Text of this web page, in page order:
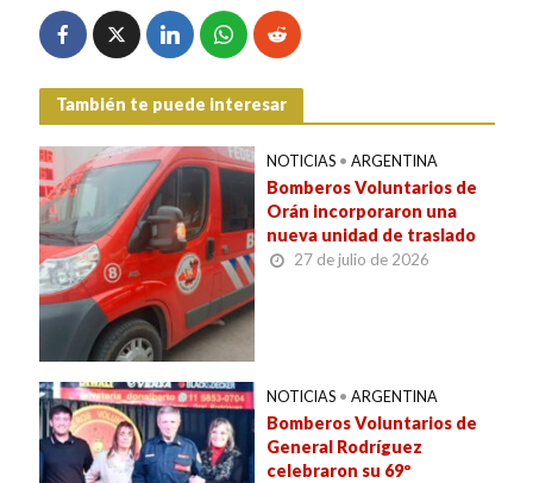
También te puede interesar
NOTICIAS • ARGENTINA
Bomberos Voluntarios de
Orán incorporaron una
nueva unidad de traslado
27 de julio de 2026
NOTICIAS • ARGENTINA
Bomberos Voluntarios de
General Rodríguez
celebraron su 69º